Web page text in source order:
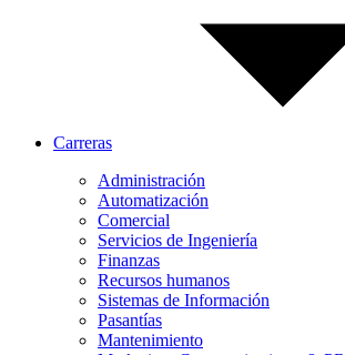
Carreras
Administración
Automatización
Comercial
Servicios de Ingeniería
Finanzas
Recursos humanos
Sistemas de Información
Pasantías
Mantenimiento